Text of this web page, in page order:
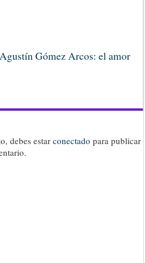
Gómez Arcos: el amor
debes estarconectado para publicar